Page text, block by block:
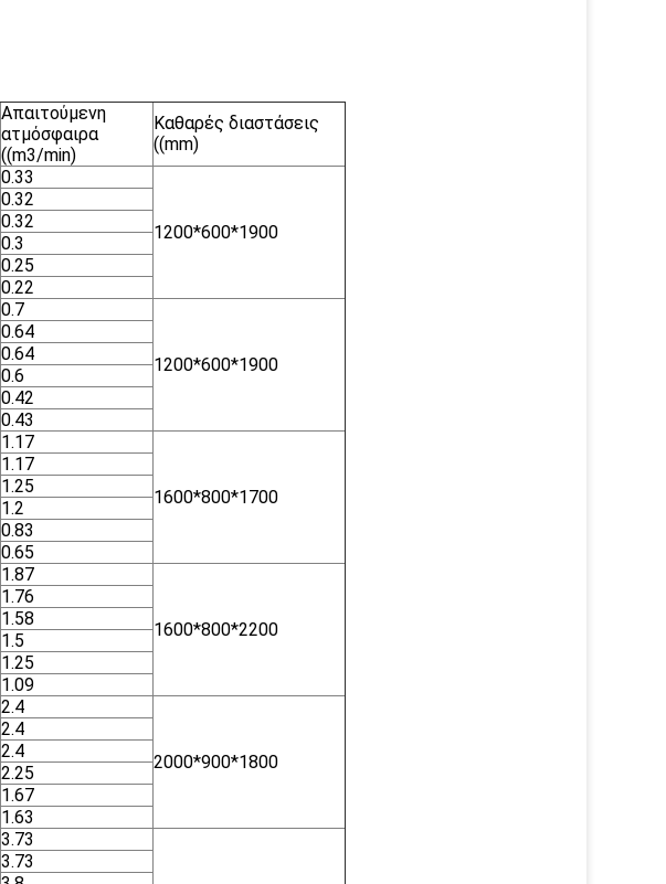
Απαιτούμενη
ατμόσφαιρα
((m3/min)
Καθαρές διαστάσεις
((mm)
0.33
1200*600*1900
0.32
0.32
0.3
0.25
0.22
0.7
1200*600*1900
0.64
0.64
0.6
0.42
0.43
1.17
1600*800*1700
1.17
1.25
1.2
0.83
0.65
1.87
1600*800*2200
1.76
1.58
1.5
1.25
1.09
2.4
2000*900*1800
2.4
2.4
2.25
1.67
1.63
3.73
3.73